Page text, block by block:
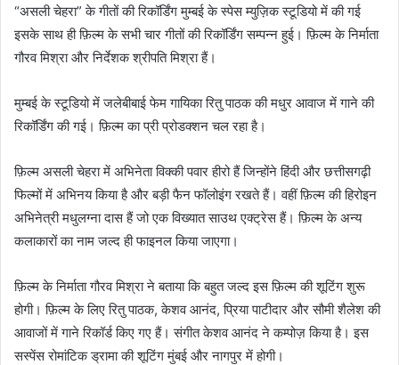
“असली चेहरा” के गीतों की रिकॉर्डिंग मुम्बई के स्पेस म्युज़िक स्टूडियो में की गई
इसके साथ ही फ़िल्म के सभी चार गीतों की रिकॉर्डिंग सम्पन्न हुई। फ़िल्म के निर्माता
गौरव मिश्रा और निर्देशक श्रीपति मिश्रा हैं।
मुम्बई के स्टूडियो में जलेबीबाई फेम गायिका रितु पाठक की मधुर आवाज में गाने की
रिकॉर्डिंग की गई। फ़िल्म का प्री प्रोडक्शन चल रहा है।
फ़िल्म असली चेहरा में अभिनेता विक्की पवार हीरो हैं जिन्होंने हिंदी और छत्तीसगढ़ी
फिल्मों में अभिनय किया है और बड़ी फैन फॉलोइंग रखते हैं। वहीं फ़िल्म की हिरोइन
अभिनेत्री मधुलग्ना दास हैं जो एक विख्यात साउथ एक्ट्रेस हैं। फ़िल्म के अन्य
कलाकारों का नाम जल्द ही फाइनल किया जाएगा।
फ़िल्म के निर्माता गौरव मिश्रा ने बताया कि बहुत जल्द इस फ़िल्म की शूटिंग शुरू
होगी। फ़िल्म के लिए रितु पाठक, केशव आनंद, प्रिया पाटीदार और सौमी शैलेश की
आवाजों में गाने रिकॉर्ड किए गए हैं। संगीत केशव आनंद ने कम्पोज़ किया है। इस
सस्पेंस रोमांटिक ड्रामा की शूटिंग मुंबई और नागपुर में होगी।